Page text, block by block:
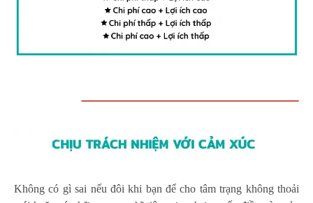
Không có gì sai nếu đôi khi bạn để cho tâm trạng không thoải